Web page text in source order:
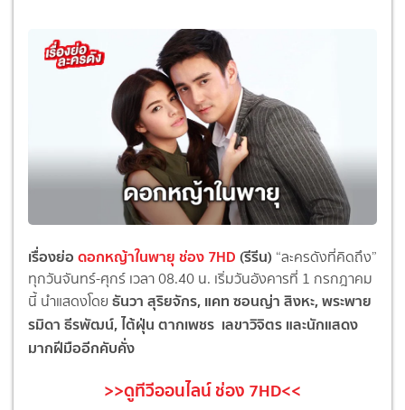
เรื่องย่อดอกหญ้าในพายุ ช่อง 7HD(รีรีน) “ละครดังที่คิดถึง”
ทุกวันจันทร์-ศุกร์ เวลา 08.40 น. เริ่มวันอังคารที่ 1 กรกฎาคม
นี้ นำแสดงโดย ธันวา สุริยจักร, แคท ซอนญ่า สิงหะ, พระพาย
รมิดา ธีรพัฒน์, ไต้ฝุ่นตากเพชร เลขาวิจิตรและนักแสดง
มากฝีมืออีกคับคั่ง
>>ดูทีวีออนไลน์ ช่อง 7HD<<